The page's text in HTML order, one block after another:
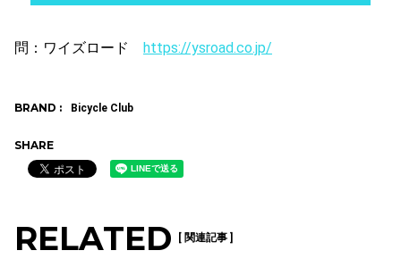
問：ワイズロード https://ysroad.co.jp/
BRAND : Bicycle Club
SHARE
RELATED [ 関連記事 ]